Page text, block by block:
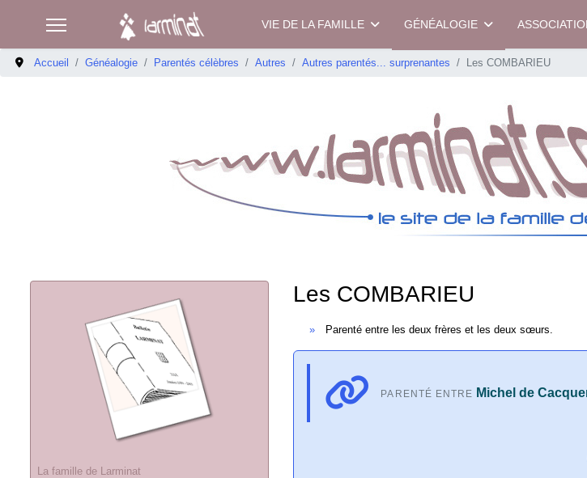
VIE DE LA FAMILLE GÉNÉALOGIE
Accueil Généalogie Parentés célèbres Autres Autres parentés... surprenantes Les COMBARIEU
La famille de Larminat
Les COMBARIEU
Parenté entre les deux frères et les deux sœurs.
PARENTÉ ENTRE Michel de